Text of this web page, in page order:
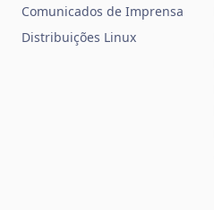
Comunicados de Imprensa
Distribuições Linux